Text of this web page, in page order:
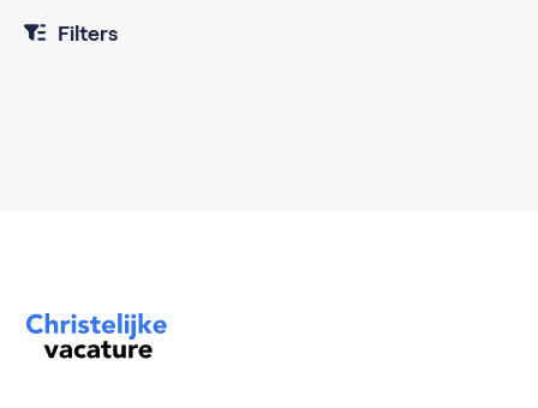
Filters